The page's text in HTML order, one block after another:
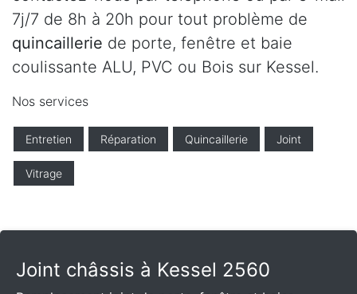
7j/7 de 8h à 20h pour tout problème de
quincaillerie de porte, fenêtre et baie
coulissante ALU, PVC ou Bois sur Kessel.
Nos services
Entretien Réparation Quincaillerie Joint
Vitrage
Joint châssis à Kessel 2560